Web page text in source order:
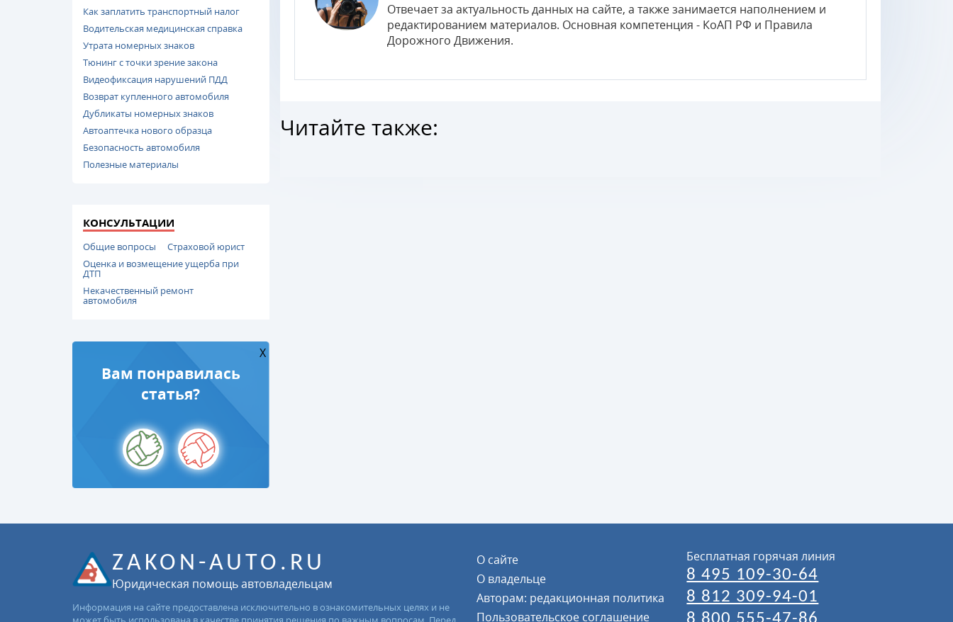
Отвечает за актуальность данных на сайте, а также занимается наполнением и
редактированием материалов. Основная компетенция - КоАП РФ и Правила
Дорожного Движения.
Читайте также:
Как заплатить транспортный налог
Водительская медицинская справка
Утрата номерных знаков
Тюнинг с точки зрение закона
Видеофиксация нарушений ПДД
Возврат купленного автомобиля
Дубликаты номерных знаков
Автоаптечка нового образца
Безопасность автомобиля
Полезные материалы
КОНСУЛЬТАЦИИ
Общие вопросы
Страховой юрист
Оценка и возмещение ущерба при
ДТП
Некачественный ремонт
автомобиля
X
Вам понравилась
статья?
ZAKON-AUTO.RU
Юридическая помощь автовладельцам
Информация на сайте предоставлена исключительно в ознакомительных целях и не
О сайте
О владельце
Авторам: редакционная политика
Пользовательское соглашение
Бесплатная горячая линия
8 495 109-30-64
8 812 309-94-01